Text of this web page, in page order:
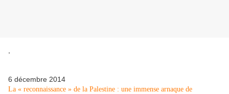
6 décembre 2014
La « reconnaissance » de la Palestine : une immense arnaque de